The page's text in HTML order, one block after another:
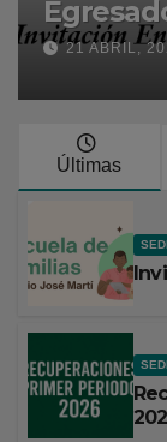
21 ABRIL, 2026
Últimas